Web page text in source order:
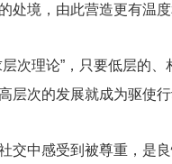
处境，由此营造更有温
次理论”，只要低层的
层次的发展就成为驱使
交中感受到被尊重，是